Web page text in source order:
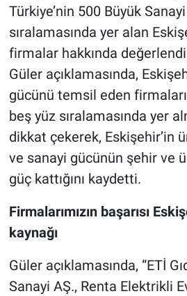
Türkiye’nin 500 Büyük
sıralamasında yer alan
firmalar hakkında
Güler açıklamasında,
gücünü temsil eden
beş yüz sıralamasında yer
dikkat çekerek, Eskişehir’in
ve sanayi gücünün şehir ve
güç kattığını kaydetti.
Firmalarımızın başarısı
kaynağı
Güler açıklamasında, “ETİ
Sanayi AŞ., Renta Elektrikli